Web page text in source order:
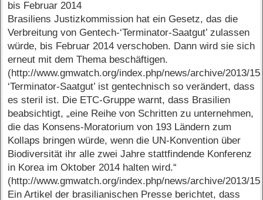
bis Februar 2014
Brasiliens Justizkommission hat ein Gesetz, das die
Verbreitung von Gentech-‘Terminator-Saatgut’ zulassen
würde, bis Februar 2014 verschoben. Dann wird sie sich
erneut mit dem Thema beschäftigen.
(http://www.gmwatch.org/index.php/news/archive/2013/
‘Terminator-Saatgut’ ist gentechnisch so verändert, dass
es steril ist. Die ETC-Gruppe warnt, dass Brasilien
beabsichtigt, „eine Reihe von Schritten zu unternehmen,
die das Konsens-Moratorium von 193 Ländern zum
Kollaps bringen würde, wenn die UN-Konvention über
Biodiversität ihr alle zwei Jahre stattfindende Konferenz
in Korea im Oktober 2014 halten wird.“
(http://www.gmwatch.org/index.php/news/archive/2013/
Ein Artikel der brasilianischen Presse berichtet, dass